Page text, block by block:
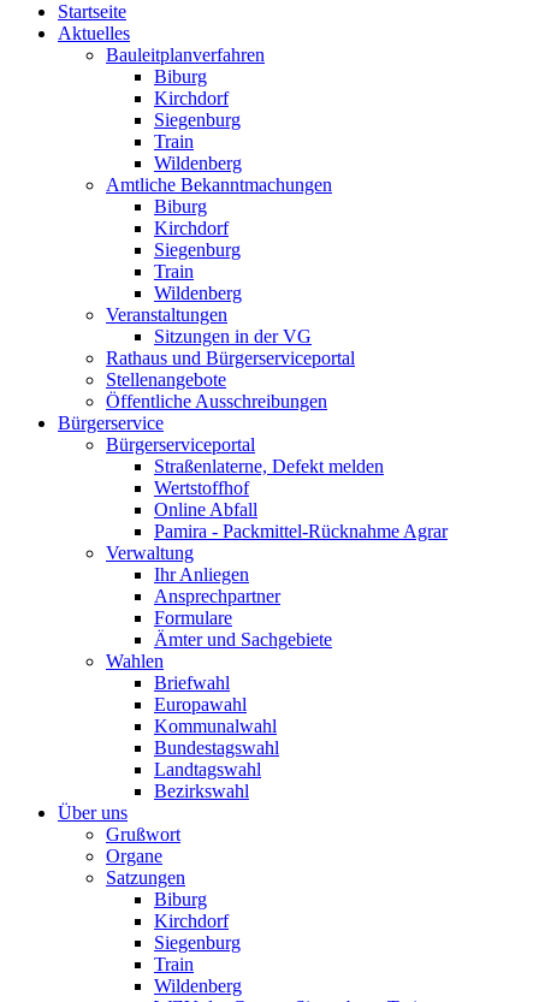
Startseite
Aktuelles
Bauleitplanverfahren
Biburg
Kirchdorf
Siegenburg
Train
Wildenberg
Amtliche Bekanntmachungen
Biburg
Kirchdorf
Siegenburg
Train
Wildenberg
Veranstaltungen
Sitzungen in der VG
Rathaus und Bürgerserviceportal
Stellenangebote
Öffentliche Ausschreibungen
Bürgerservice
Bürgerserviceportal
Straßenlaterne, Defekt melden
Wertstoffhof
Online Abfall
Pamira - Packmittel-Rücknahme Agrar
Verwaltung
Ihr Anliegen
Ansprechpartner
Formulare
Ämter und Sachgebiete
Wahlen
Briefwahl
Europawahl
Kommunalwahl
Bundestagswahl
Landtagswahl
Bezirkswahl
Über uns
Grußwort
Organe
Satzungen
Biburg
Kirchdorf
Siegenburg
Train
Wildenberg